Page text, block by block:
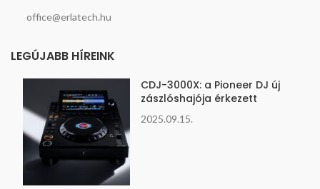
office@erlatech.hu
LEGÚJABB HÍREINK
CDJ-3000X: a Pioneer DJ új
zászlóshajója érkezett
2025.09.15.